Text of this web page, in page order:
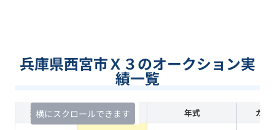
兵庫県西宮市Ｘ３のオークション実
績一覧
横にスクロールできます
査定時期 セルカ実績 年式
カラ